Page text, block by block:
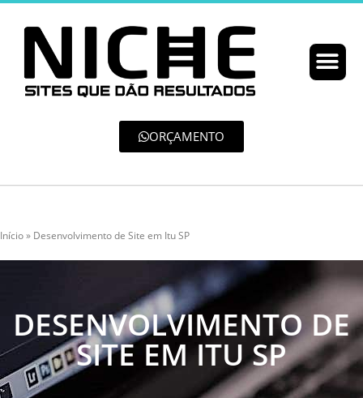
ORÇAMENTO
Início» Desenvolvimento de Site em Itu SP
DESENVOLVIMENTO DE
SITE EM ITU SP